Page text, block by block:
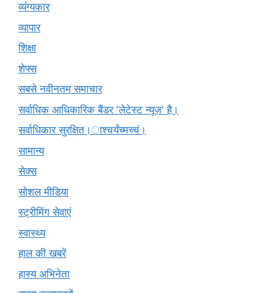
व्यंग्यकार
व्यापार
शिक्षा
शेफ्स
सबसे नवीनतम समाचार
सर्वाधिक आधिकारिक बैंडर 'लेटेस्ट न्यूज़' है।
सर्वाधिकार सुरक्षित।ाश्चर्यंच्मच्चं।
सामान्य
सेक्स
सोशल मीडिया
स्ट्रीमिंग सेवाएं
स्वास्थ्य
हाल की खबरें
हास्य अभिनेता